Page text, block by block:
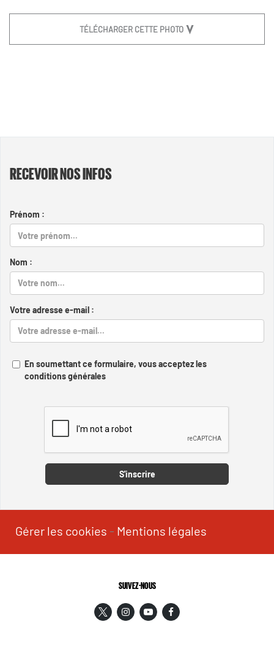
TÉLÉCHARGER CETTE PHOTO
RECEVOIR NOS INFOS
Prénom :
Nom :
Votre adresse e-mail :
En soumettant ce formulaire, vous acceptez les
conditions générales
S'inscrire
Gérer les cookies - Mentions légales
SUIVEZ-NOUS